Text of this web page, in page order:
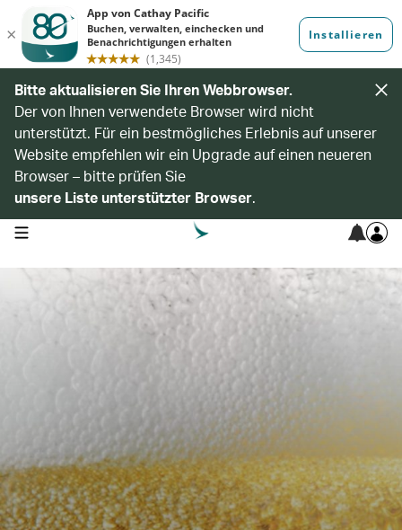
Bitte aktualisieren Sie Ihren Webbrowser.
Der von Ihnen verwendete Browser wird nicht
unterstützt. Für ein bestmögliches Erlebnis auf unserer
Website empfehlen wir ein Upgrade auf einen neueren
Browser – bitte prüfen Sie
unsere Liste unterstützter Browser.
open navigation menu